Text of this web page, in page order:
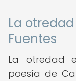
La
Fuentes
La otredad
poesía de